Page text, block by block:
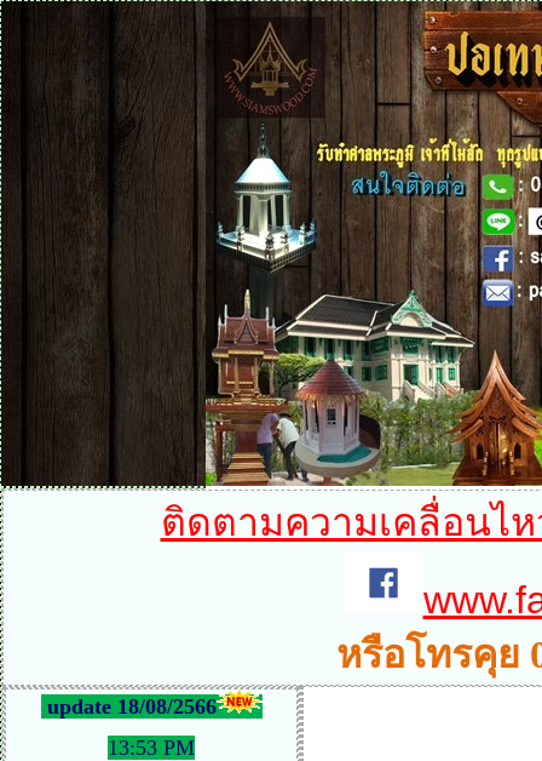
ติดตามความเคลื่อนไ
หรือโทรคุย
update 18/08/2566
13:53 PM